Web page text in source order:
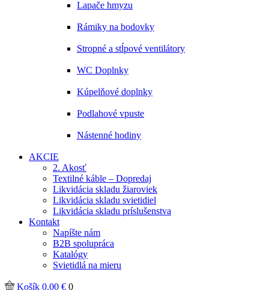
Lapače hmyzu
Rámiky na bodovky
Stropné a stĺpové ventilátory
WC Doplnky
Kúpelňové doplnky
Podlahové vpuste
Nástenné hodiny
AKCIE
2. Akosť
Textilné káble – Dopredaj
Likvidácia skladu žiaroviek
Likvidácia skladu svietidiel
Likvidácia skladu príslušenstva
Kontakt
Napíšte nám
B2B spolupráca
Katalógy
Svietidlá na mieru
Košík 0.00 € 0